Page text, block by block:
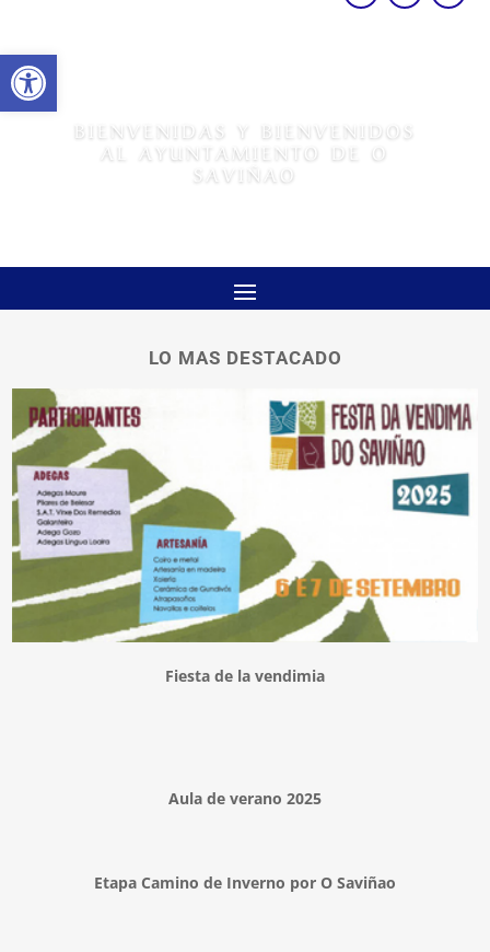
Abrir barra de herramientas
BIENVENIDAS Y BIENVENIDOS
AL AYUNTAMIENTO DE O
SAVIÑAO
LO MAS DESTACADO
Fiesta de la vendimia
Aula de verano 2025
Etapa Camino de Inverno por O Saviñao